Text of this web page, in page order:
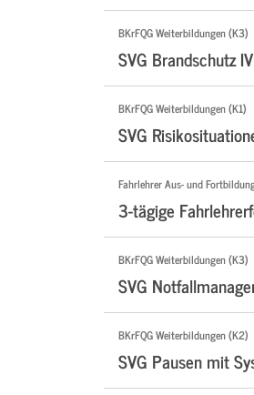
BKrFQG Weiterbildungen (K3)
SVG Brandschutz IV
BKrFQG Weiterbildungen (K1)
SVG
Fahrlehrer Aus- und
3-tägige
BKrFQG Weiterbildungen (K3)
SVG
BKrFQG Weiterbildungen (K2)
SVG Pausen mit